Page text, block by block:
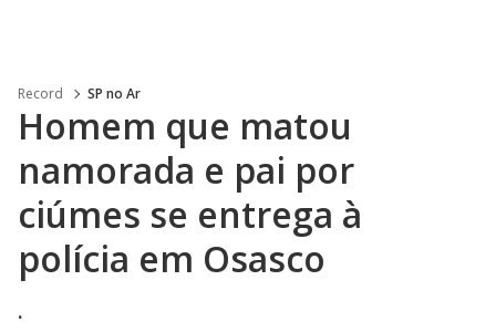
Record SP no Ar
Homem que matou
namorada e pai por
ciúmes se entrega à
polícia em Osasco
.